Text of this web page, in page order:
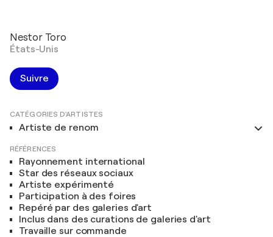
Nestor Toro
États-Unis
Suivre
CATÉGORIES D'ARTISTES
Artiste de renom
RÉFÉRENCES
Rayonnement international
Star des réseaux sociaux
Artiste expérimenté
Participation à des foires
Repéré par des galeries d'art
Inclus dans des curations de galeries d'art
Travaille sur commande